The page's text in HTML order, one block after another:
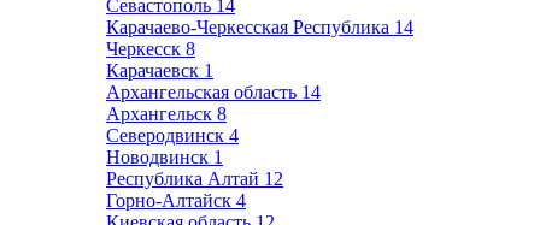
Севастополь 14
Карачаево-Черкесская Республика 14
Черкесск 8
Карачаевск 1
Архангельская область 14
Архангельск 8
Северодвинск 4
Новодвинск 1
Республика Алтай 12
Горно-Алтайск 4